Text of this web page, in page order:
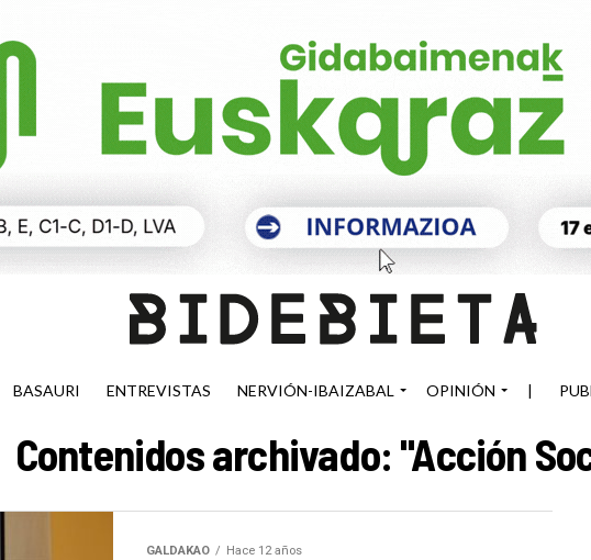
BASAURI ENTREVISTAS NERVIÓN-IBAIZABAL OPINIÓN |
Contenidos archivado: "Acción
GALDAKAO Hace 12 años